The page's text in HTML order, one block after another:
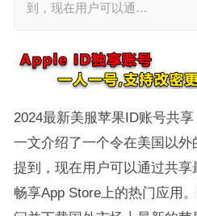
到，现在用户可以通…
2024最新美服苹果ID账号共
一文介绍了一个令在美国以
提到，现在用户可以通过共享
畅享App Store上的热门应用